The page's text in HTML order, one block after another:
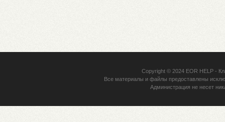
Copyright © 2024 EOR HELP-
Все материалы и файлы предоставлены
Администрация не несет